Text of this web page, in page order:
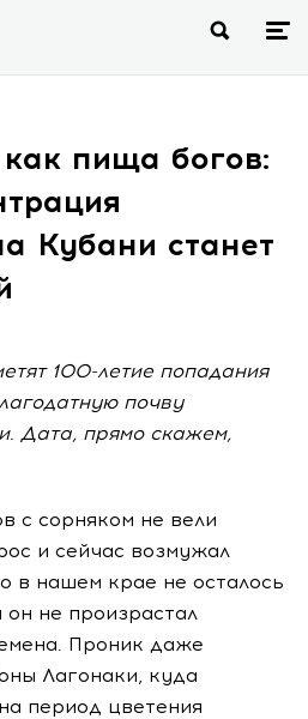
пища богов:
Кубани станет
100-летие попадания
почву
Дата, прямо скажем,
с сорняком не вели
и сейчас возмужал
в нашем крае не осталось
он не произрастал
Проник даже
Лагонаки, куда
период цветения